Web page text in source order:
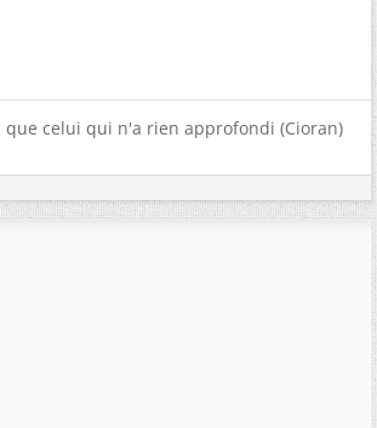
que celui qui n'a rien approfondi (Cioran)